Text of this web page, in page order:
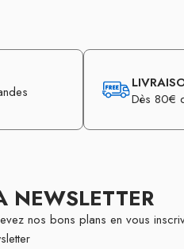
Dès 80€
NEWSLETTER
nos bons plans en vous